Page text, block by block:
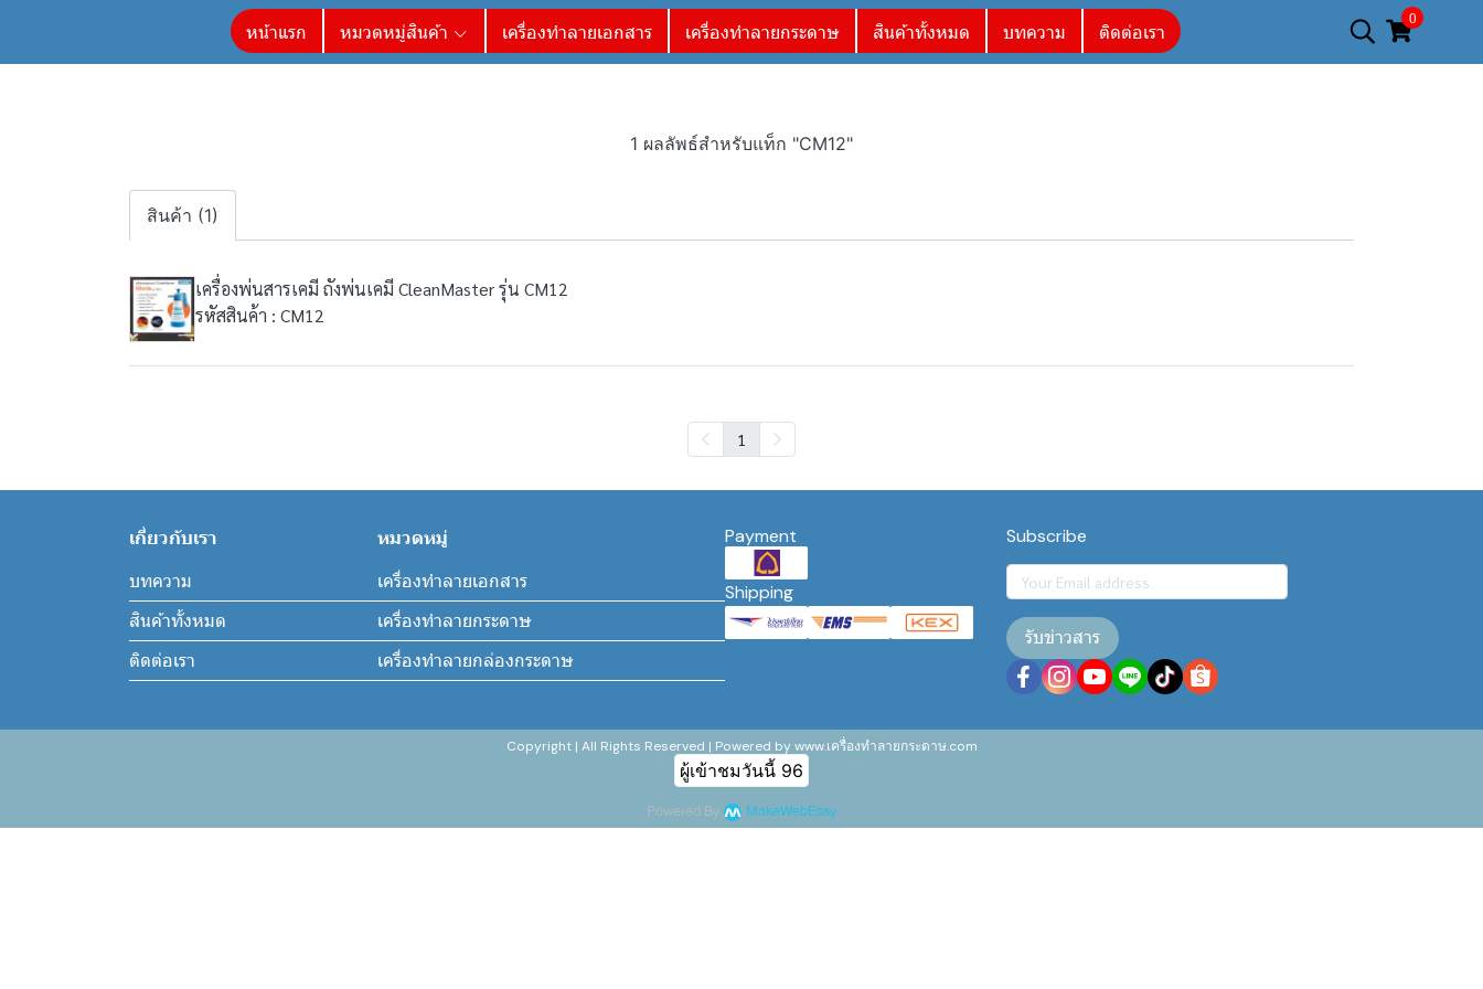
หน้าแรก หมวดหมู่สินค้า เครื่องทำลายเอกสาร เครื่องทำลายกระดาษ สินค้าทั้งหมด บทความ ติดต่อเรา 0
1 ผลลัพธ์สำหรับแท็ก "CM12"
สินค้า (1)
เครื่องพ่นสารเคมี ถังพ่นเคมี CleanMaster รุ่น CM12
รหัสสินค้า : CM12
1
เกี่ยวกับเรา
บทความ
สินค้าทั้งหมด
ติดต่อเรา
หมวดหมู่
เครื่องทำลายเอกสาร
เครื่องทำลายกระดาษ
เครื่องทำลายกล่องกระดาษ
Payment
Shipping
Subscribe
รับข่าวสาร
Copyright | All Rights Reserved | Powered by www.เครื่องทำลายกระดาษ.com
ผู้เข้าชมวันนี้ 96
Powered By MakeWebEasy